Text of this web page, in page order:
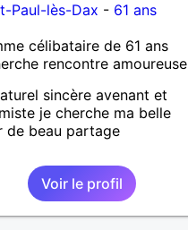
Paul-lès-Dax - 61 ans
célibataire de 61 ans
rencontre amoureuse
sincère avenant et
je cherche ma belle
de beau partage
Voir le profil